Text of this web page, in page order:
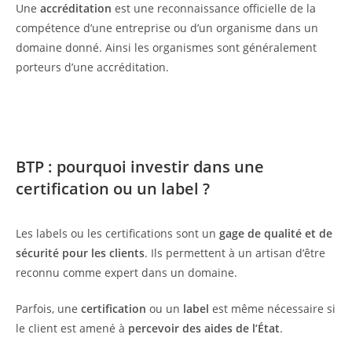
Une accréditation est une reconnaissance officielle de la
compétence d’une entreprise ou d’un organisme dans un
domaine donné. Ainsi les organismes sont généralement
porteurs d’une accréditation.
BTP : pourquoi investir dans une
certification ou un label ?
Les labels ou les certifications sont un gage de qualité et de
sécurité pour les clients. Ils permettent à un artisan d’être
reconnu comme expert dans un domaine.
Parfois, une certification ou un label est même nécessaire si
le client est amené à percevoir des aides de l’État.